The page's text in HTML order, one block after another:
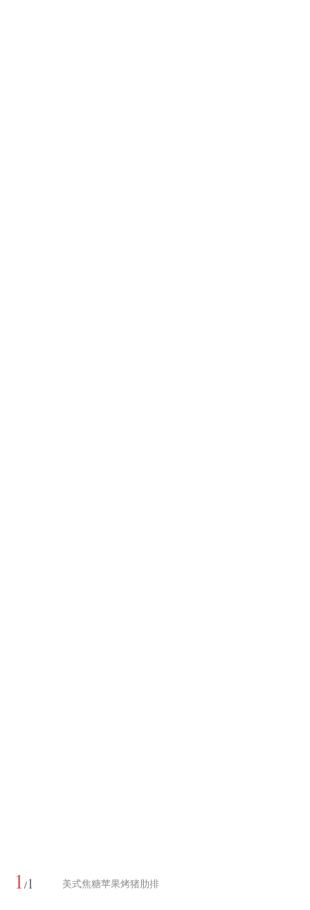
1/1 美式焦糖苹果烤猪肋排